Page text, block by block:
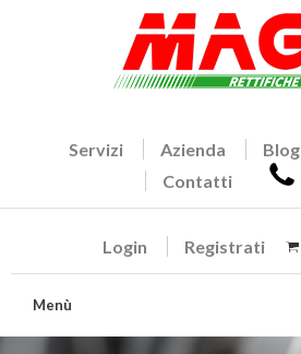
Servizi Azienda Blog
Contatti
Login Registrati
Menù